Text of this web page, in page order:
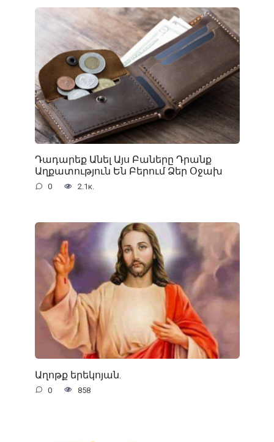
Դադարեք Անել Այս Բաները Դրանք
Աղքատություն Են Բերում Ձեր Օջախ
0 2.1к.
Աղոթք երեկոյան.
0 858